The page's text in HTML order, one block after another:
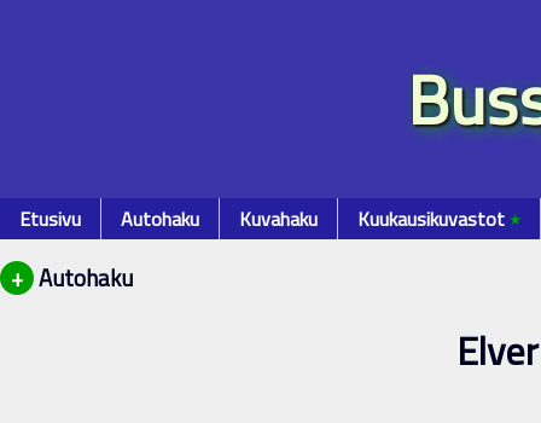
Etusivu Autohaku Kuvahaku Kuukausikuvastot٭
+ Autohaku